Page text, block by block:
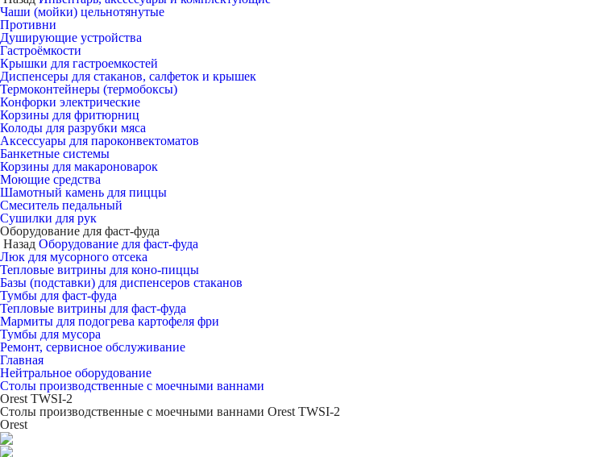
Чаши (мойки) цельнотянутые
Противни
Душирующие устройства
Гастроёмкости
Крышки для гастроемкостей
Диспенсеры для стаканов, салфеток и крышек
Термоконтейнеры (термобоксы)
Конфорки электрические
Корзины для фритюрниц
Колоды для разрубки мяса
Аксессуары для пароконвектоматов
Банкетные системы
Корзины для макароноварок
Моющие средства
Шамотный камень для пиццы
Смеситель педальный
Сушилки для рук
Оборудование для фаст-фуда
Назад Оборудование для фаст-фуда
Люк для мусорного отсека
Тепловые витрины для коно-пиццы
Базы (подставки) для диспенсеров стаканов
Тумбы для фаст-фуда
Тепловые витрины для фаст-фуда
Мармиты для подогрева картофеля фри
Тумбы для мусора
Ремонт, сервисное обслуживание
Главная
Нейтральное оборудование
Столы производственные с моечными ваннами
Orest TWSI-2
Столы производственные с моечными ваннами Orest TWSI-2
Orest